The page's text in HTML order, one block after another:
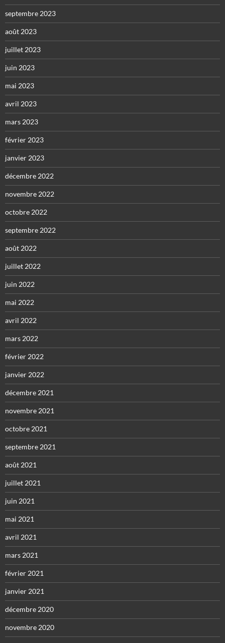
septembre 2023
août 2023
juillet 2023
juin 2023
mai 2023
avril 2023
mars 2023
février 2023
janvier 2023
décembre 2022
novembre 2022
octobre 2022
septembre 2022
août 2022
juillet 2022
juin 2022
mai 2022
avril 2022
mars 2022
février 2022
janvier 2022
décembre 2021
novembre 2021
octobre 2021
septembre 2021
août 2021
juillet 2021
juin 2021
mai 2021
avril 2021
mars 2021
février 2021
janvier 2021
décembre 2020
novembre 2020